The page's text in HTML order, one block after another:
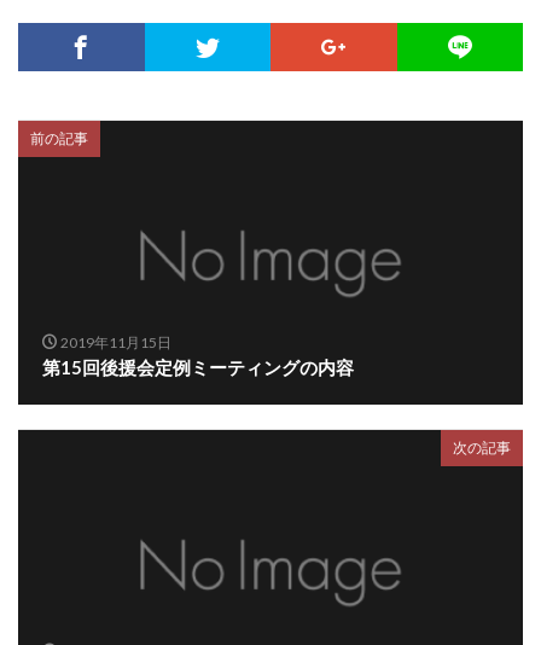
前の記事
2019年11月15日
第15回後援会定例ミーティングの内容
次の記事